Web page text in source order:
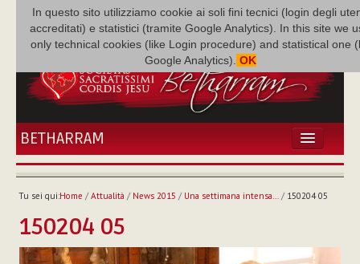
In questo sito utilizziamo cookie ai soli fini tecnici (login degli
accreditati) e statistici (tramite Google Analytics). In this site we
only technical cookies (like Login procedure) and statistical one
Google Analytics). OK
BETHARRAM
HOME
FAMIGLIA
MISSIONE
Tu sei qui:Home / Attualità / News 2015 / Una settimana intensa…/ 150204 05
150204 05